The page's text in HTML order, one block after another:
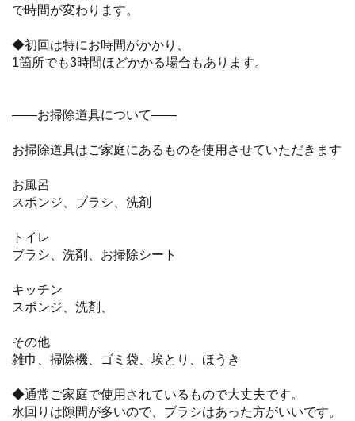
で時間が変わります。
◆初回は特にお時間がかかり、
1箇所でも3時間ほどかかる場合もあります。
——お掃除道具について——
お掃除道具はご家庭にあるものを使用させていただきます
お風呂
スポンジ、ブラシ、洗剤
トイレ
ブラシ、洗剤、お掃除シート
キッチン
スポンジ、洗剤、
その他
雑巾、掃除機、ゴミ袋、埃とり、ほうき
◆通常ご家庭で使用されているもので大丈夫です。
水回りは隙間が多いので、ブラシはあった方がいいです。